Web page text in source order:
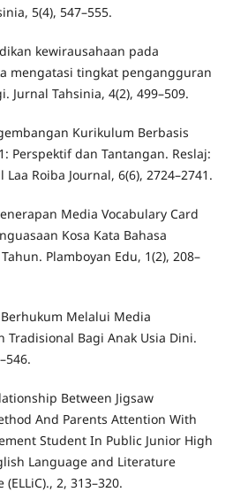
5(4), 547–555.
kewirausahaan pada
mengatasi tingkat pengangguran
Tahsinia, 4(2), 499–509.
Kurikulum Berbasis
Perspektif dan Tantangan. Reslaj:
Roiba Journal, 6(6), 2724–2741.
Media Vocabulary Card
Kosa Kata Bahasa
Plamboyan Edu, 1(2), 208–
Berhukum Melalui Media
Tradisional Bagi Anak Usia Dini.
Between Jigsaw
And Parents Attention With
Student In Public Junior High
Language and Literature
2, 313–320.